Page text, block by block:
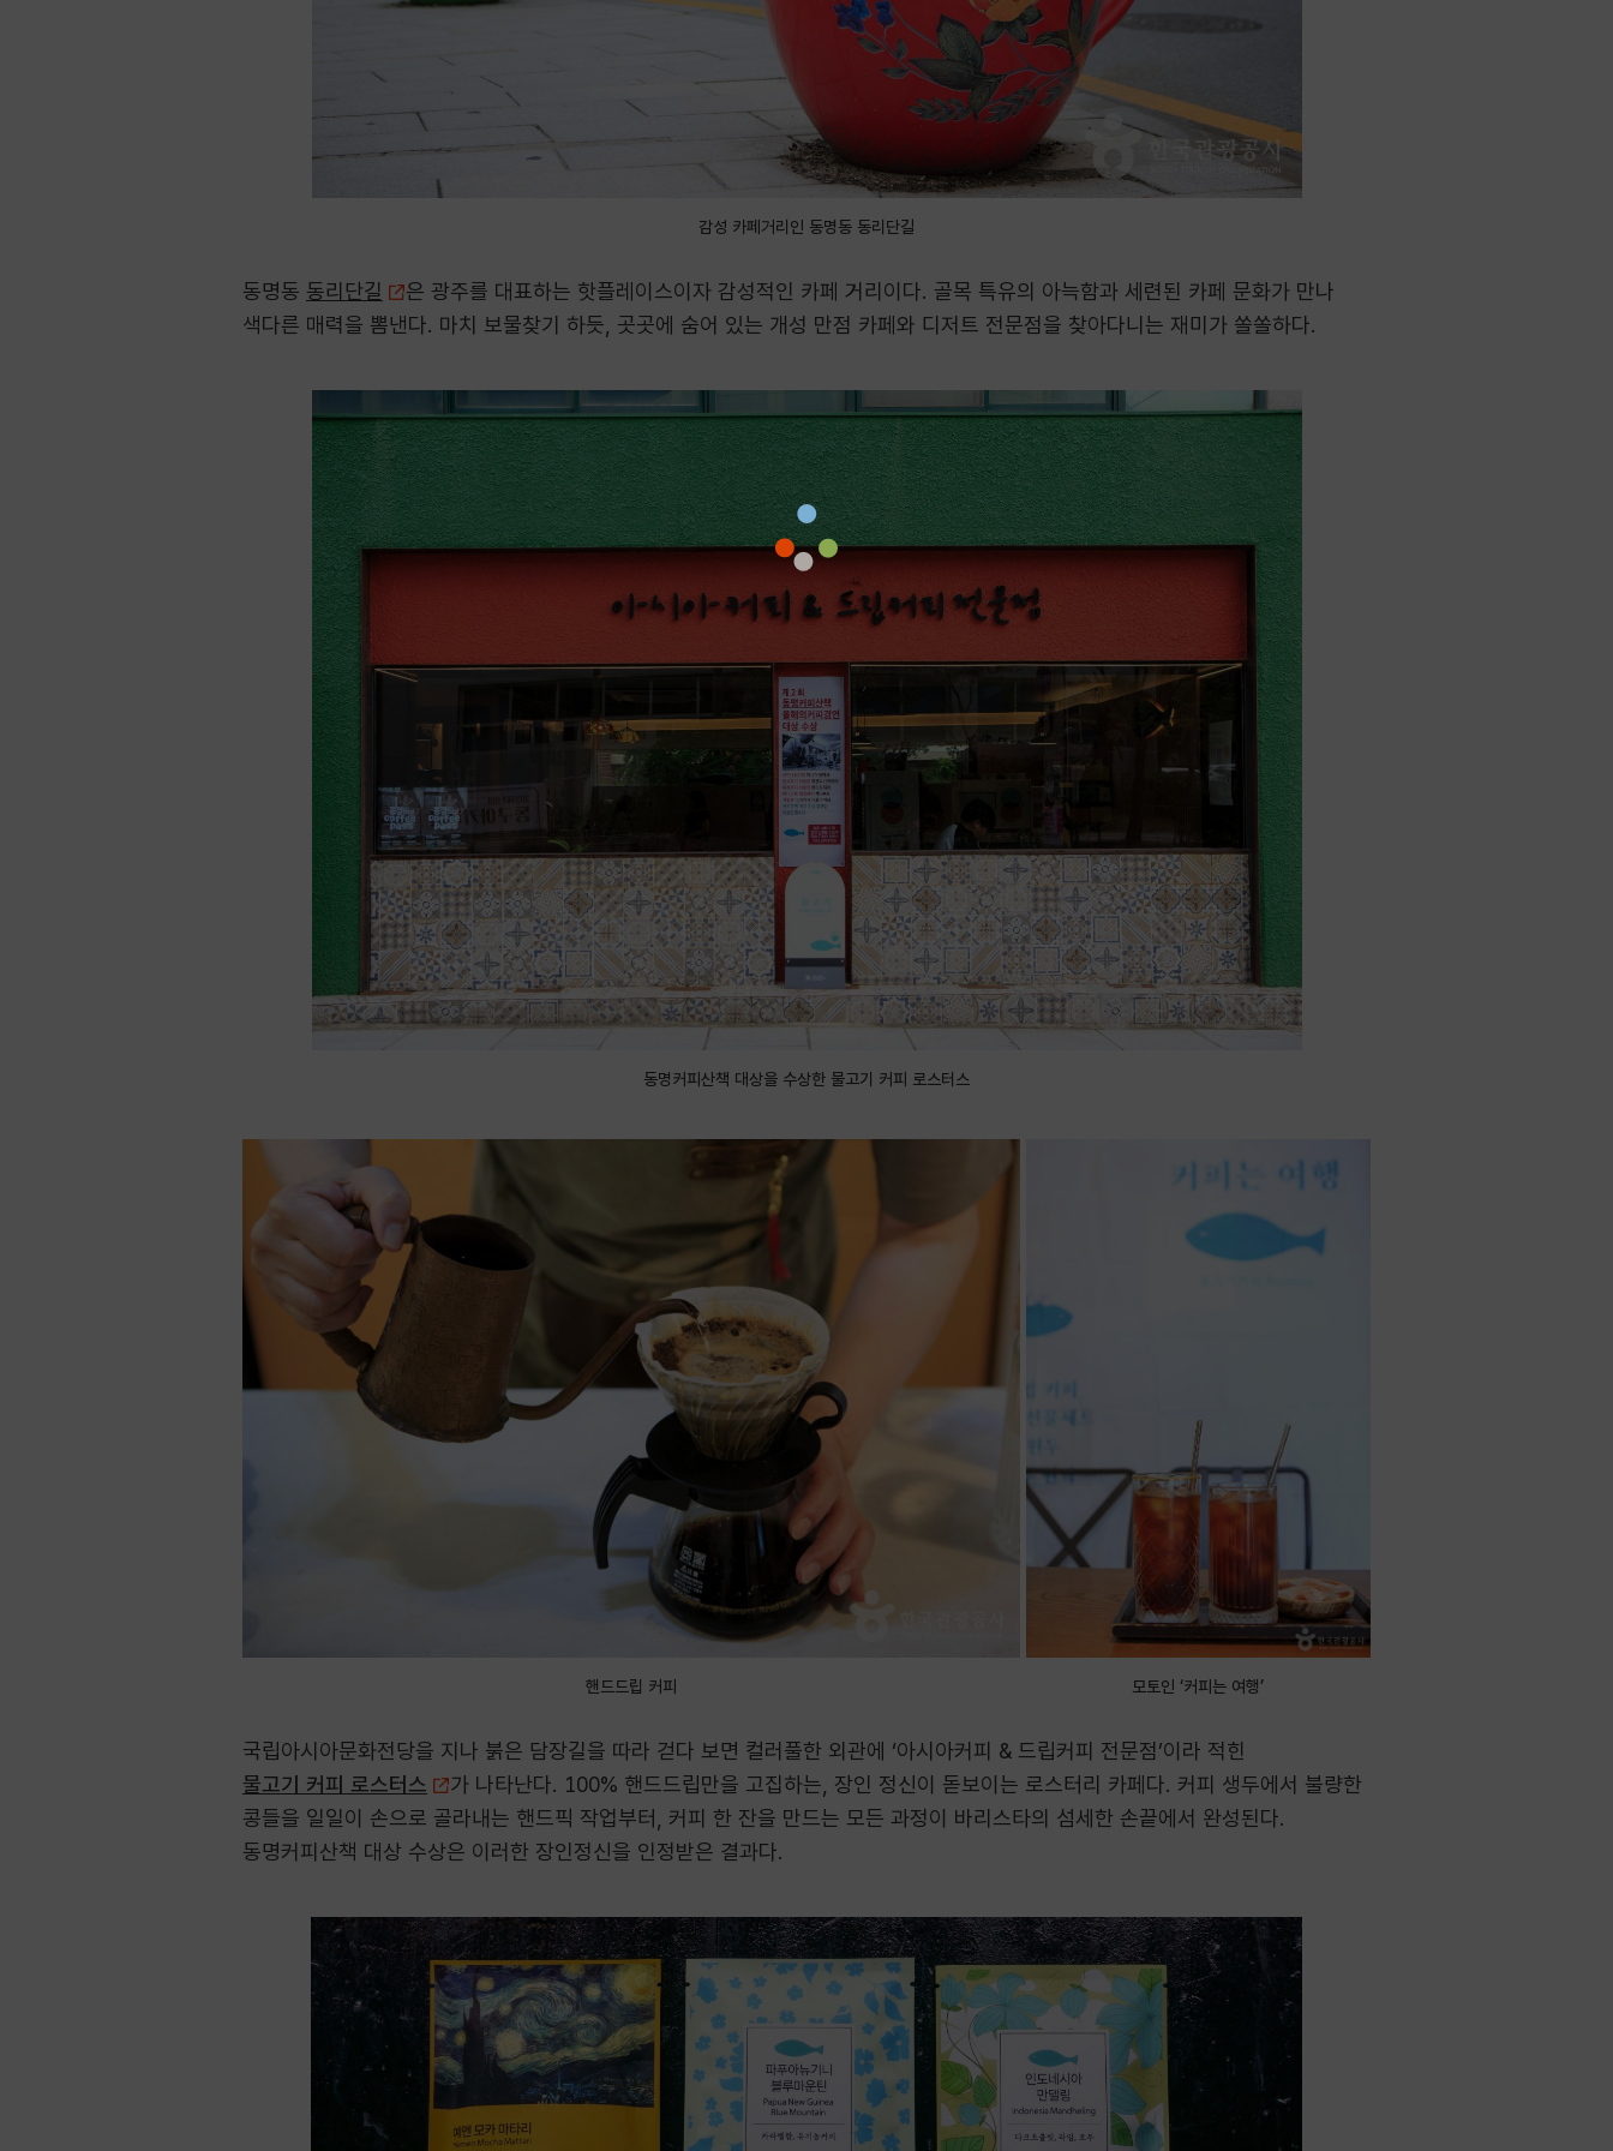
감성 카페거리인 동명동 동리단길
동명동 동리단길
은 광주를 대표하는 핫플레이스이자 감성적인 카페 거리이다. 골목 특유의 아늑함과 세련된 카페 문화가 만나
색다른 매력을 뽐낸다. 마치 보물찾기 하듯, 곳곳에 숨어 있는 개성 만점 카페와 디저트 전문점을 찾아다니는 재미가 쏠쏠하다.
동명커피산책 대상을 수상한 물고기 커피 로스터스
핸드드립 커피 모토인 ‘커피는 여행’
국립아시아문화전당을 지나 붉은 담장길을 따라 걷다 보면 컬러풀한 외관에 ‘아시아커피 & 드립커피 전문점’이라 적힌
물고기 커피 로스터스
가 나타난다. 100% 핸드드립만을 고집하는, 장인 정신이 돋보이는 로스터리 카페다. 커피 생두에서 불량한
콩들을 일일이 손으로 골라내는 핸드픽 작업부터, 커피 한 잔을 만드는 모든 과정이 바리스타의 섬세한 손끝에서 완성된다.
동명커피산책 대상 수상은 이러한 장인정신을 인정받은 결과다.